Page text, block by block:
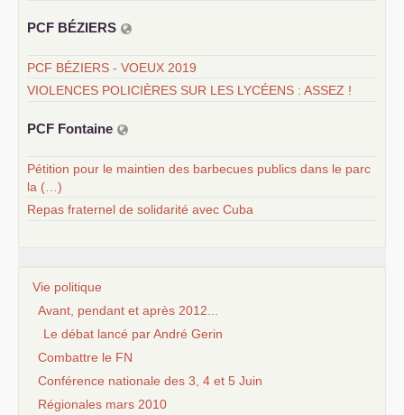
PCF BÉZIERS
PCF BÉZIERS - VOEUX 2019
VIOLENCES POLICIÈRES SUR LES LYCÉENS : ASSEZ !
PCF Fontaine
Pétition pour le maintien des barbecues publics dans le parc
la (…)
Repas fraternel de solidarité avec Cuba
Vie politique
Avant, pendant et après 2012...
Le débat lancé par André Gerin
Combattre le FN
Conférence nationale des 3, 4 et 5 Juin
Régionales mars 2010